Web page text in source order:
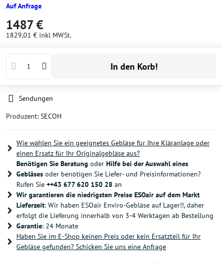
Auf Anfrage
1487 €
1829,01 € inkl MWSt.
In den Korb!
Sendungen
Produzent: SECOH
Wie wählen Sie ein geeignetes Gebläse für Ihre Kläranlage oder
einen Ersatz für Ihr Originalgebläse aus?
Benötigen Sie Beratung oder Hilfe bei der Auswahl eines
Gebläses oder benötigen Sie Liefer- und Preisinformationen?
Rufen Sie ++43 677 620 150 28 an
Wir garantieren die niedrigsten Preise ESOair auf dem Markt
Lieferzeit: Wir haben ESOair Enviro-Gebläse auf Lager!!, daher
erfolgt die Lieferung innerhalb von 3-4 Werktagen ab Bestellung
Garantie: 24 Monate
Haben Sie im E-Shop keinen Preis oder kein Ersatzteil für Ihr
Gebläse gefunden? Schicken Sie uns eine Anfrage